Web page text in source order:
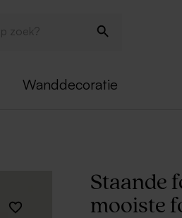
Wanddecoratie
Staande
mooiste